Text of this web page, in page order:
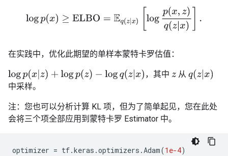
log (z|x)]
在实践中，优化此期望的单样本蒙特卡罗估值：
logp(x|z +logp (z)−logq( z|x ) ，其中 z 从q(z| x)
中采样。
注：您也可以分析计算 KL 项，但为了简单起见，您在此处
会将三个项全部应用到蒙特卡罗 Estimator 中。
optimizer = tf.keras .optimizers .Adam(1e-4)